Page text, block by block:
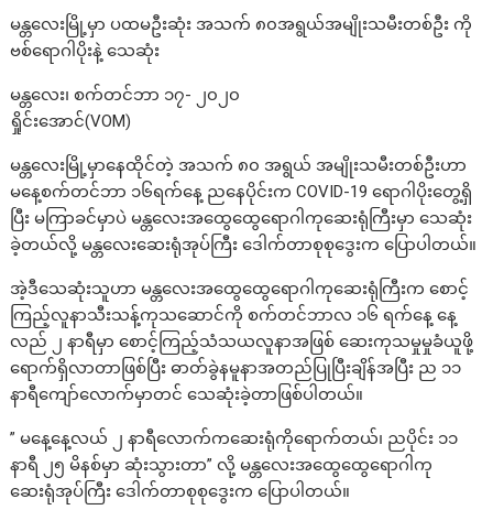
မန္တလေးမြို့မှာ ပထမဦးဆုံး အသက် ၈၀အရွယ်အမျိုးသမီးတစ်ဦး ကို
ဗစ်ရောဂါပိုးနဲ့ သေဆုံး
မန္တလေး၊ စက်တင်ဘာ ၁၇- ၂၀၂၀
ရှိုင်းအောင်(VOM)
မန္တလေးမြို့မှာနေထိုင်တဲ့ အသက် ၈၀ အရွယ် အမျိုးသမီးတစ်ဦးဟာ
မနေ့စက်တင်ဘာ ၁၆ရက်နေ့ ညနေပိုင်းက COVID-19 ရောဂါပိုးတွေ့ရှိ
ပြီး မကြာခင်မှာပဲ မန္တလေးအထွေထွေရောဂါကုဆေးရုံကြီးမှာ သေဆုံး
ခဲ့တယ်လို့ မန္တလေးဆေးရုံအုပ်ကြီး ဒေါက်တာစုစုဒွေးက ပြောပါတယ်။
အဲ့ဒီသေဆုံးသူဟာ မန္တလေးအထွေထွေရောဂါကုဆေးရုံကြီးက စောင့်
ကြည့်လူနာသီးသန့်ကုသဆောင်ကို စက်တင်ဘာလ ၁၆ ရက်နေ့ နေ့
လည် ၂ နာရီမှာ စောင့်ကြည့်သံသယလူနာအဖြစ် ဆေးကုသမှုမှုခံယူဖို့
ရောက်ရှိလာတာဖြစ်ပြီး ဓာတ်ခွဲနမူနာအတည်ပြုပြီးချိန်အပြီး ည ၁၁
နာရီကျော်လောက်မှာတင် သေဆုံးခဲ့တာဖြစ်ပါတယ်။
” မနေ့နေ့လယ် ၂ နာရီလောက်ကဆေးရုံကိုရောက်တယ်၊ ညပိုင်း ၁၁
နာရီ ၂၅ မိနစ်မှာ ဆုံးသွားတာ” လို့ မန္တလေးအထွေထွေရောဂါကု
ဆေးရုံအုပ်ကြီး ဒေါက်တာစုစုဒွေးက ပြောပါတယ်။